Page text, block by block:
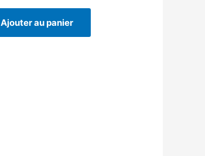
Ajouter au panier